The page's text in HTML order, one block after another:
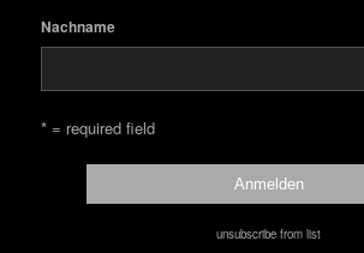
Nachname
* = required field
unsubscribe from list